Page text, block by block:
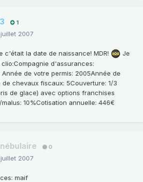
1
juillet 2007
c'était la date de naissance! MDR!
Je
d'assurances:
de votre permis: 2005Année de
de chevaux fiscaux: 5Couverture: 1/3
de glace) avec options franchises
10%Cotisation annuelle: 446€
0
juillet 2007
: maif